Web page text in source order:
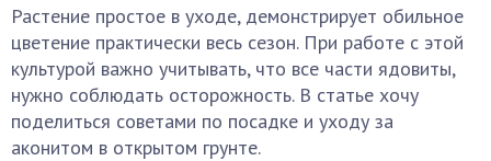
Растение простое в уходе, демонстрирует обильное
цветение практически весь сезон. При работе с этой
культурой важно учитывать, что все части ядовиты,
нужно соблюдать осторожность. В статье хочу
поделиться советами по посадке и уходу за
аконитом в открытом грунте.